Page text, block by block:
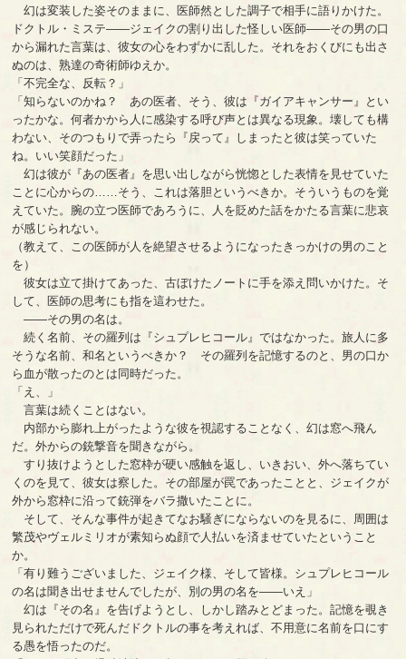
幻は変装した姿そのままに、医師然とした調子で相手に語りかけた。
ドクトル・ミステ――ジェイクの割り出した怪しい医師――その男の口
から漏れた言葉は、彼女の心をわずかに乱した。それをおくびにも出さ
ぬのは、熟達の奇術師ゆえか。
「不完全な、反転？」
「知らないのかね？ あの医者、そう、彼は『ガイアキャンサー』とい
ったかな。何者かから人に感染する呼び声とは異なる現象。壊しても構
わない、そのつもりで弄ったら『戻って』しまったと彼は笑っていた
ね。いい笑顔だった」
幻は彼が『あの医者』を思い出しながら恍惚とした表情を見せていた
ことに心からの……そう、これは落胆というべきか。そういうものを覚
えていた。腕の立つ医師であろうに、人を貶めた話をかたる言葉に悲哀
が感じられない。
（教えて、この医師が人を絶望させるようになったきっかけの男のこと
を）
彼女は立て掛けてあった、古ぼけたノートに手を添え問いかけた。そ
して、医師の思考にも指を這わせた。
――その男の名は。
続く名前、その羅列は『シュプレヒコール』ではなかった。旅人に多
そうな名前、和名というべきか？ その羅列を記憶するのと、男の口か
ら血が散ったのとは同時だった。
「え、」
言葉は続くことはない。
内部から膨れ上がったような彼を視認することなく、幻は窓へ飛ん
だ。外からの銃撃音を聞きながら。
すり抜けようとした窓枠が硬い感触を返し、いきおい、外へ落ちてい
くのを見て、彼女は察した。その部屋が罠であったことと、ジェイクが
外から窓枠に沿って銃弾をバラ撒いたことに。
そして、そんな事件が起きてなお騒ぎにならないのを見るに、周囲は
繁茂やヴェルミリオが素知らぬ顔で人払いを済ませていたということ
か。
「有り難うございました、ジェイク様、そして皆様。シュプレヒコール
の名は聞き出せませんでしたが、別の男の名を――いえ」
幻は『その名』を告げようとし、しかし踏みとどまった。記憶を覗き
見られただけで死んだドクトルの事を考えれば、不用意に名前を口にす
る愚を悟ったのだ。